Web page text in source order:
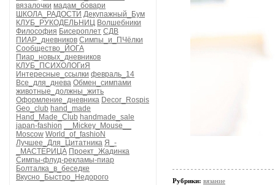
вязалочки мадам_бовари
ШКОЛА_РАДОСТИ Декупажный_Бум
КЛУБ_РУКОДЕЛЬНИЦ Волшебники
Философия Бисероплет СДВ
ПИАР_дневников Симпы_и_ПЧёлки
Сообщество_ЙОГА
Пиар_новых_дневников
КЛУБ_ПСИХОЛОГиЯ
Интересные_ссылки февраль_14
Все_для_днева Обмен_симпами
животные_должны_жить
Оформление_дневника Decor_Rospis
Geo_club hand_made
Hand_Made_Club handmade_sale
japan-fashion
__Mickey_Mouse__
Moscow World_of_fashioN
Лучшее_Для_Цитатника Я_-
_МАСТЕРИЦА Проект_Жадинка
Симпы-флуд-рекламы-пиар
Болталка_в_беседке
Вкусно_Быстро_Недорого
Рубрики: вязание